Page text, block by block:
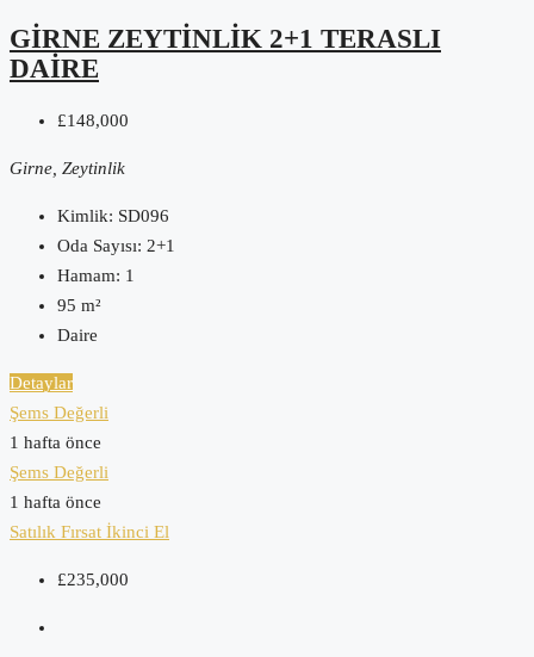
GIRNE ZEYTINLIK 2+1 TERASLI
DAIRE
£148,000
Girne, Zeytinlik
Kimlik: SD096
Oda Sayısı: 2+1
Hamam: 1
95 m²
Daire
Detaylar
Şems Değerli
1 hafta önce
Şems Değerli
1 hafta önce
Satılık Fırsat İkinci El
£235,000